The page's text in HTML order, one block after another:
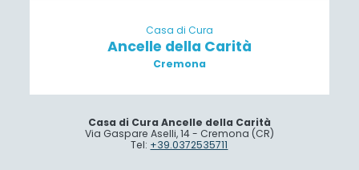
Casa di Cura
Ancelle della Carità
Cremona
Casa di Cura Ancelle della Carità
Via Gaspare Aselli, 14 - Cremona (CR)
Tel: +39.0372535711